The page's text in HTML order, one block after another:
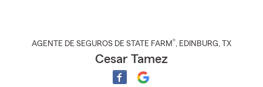
AGENTE DE SEGUROS DE STATE FARM®, EDINBURG, TX
Cesar Tamez